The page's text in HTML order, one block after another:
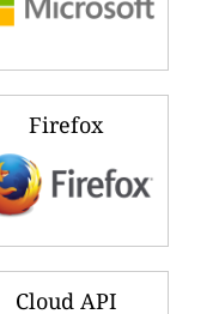
Firefox
Cloud API